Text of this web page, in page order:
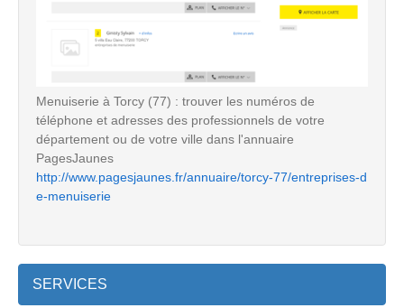
Menuiserie à Torcy (77) : trouver les numéros de
téléphone et adresses des professionnels de votre
département ou de votre ville dans l'annuaire
PagesJaunes
http://www.pagesjaunes.fr/annuaire/torcy-77/entreprises-d
e-menuiserie
SERVICES